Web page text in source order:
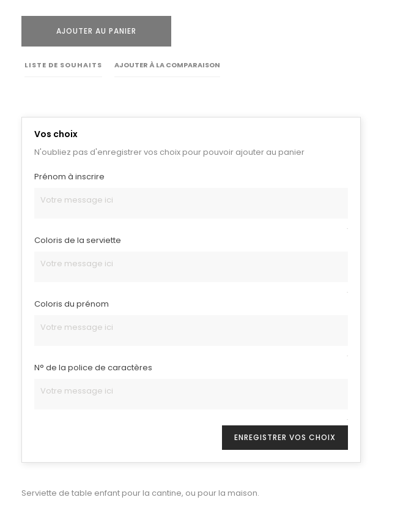
AJOUTER AU PANIER
LISTE DE SOUHAITS AJOUTER À LA COMPARAISON
Vos choix
N'oubliez pas d'enregistrer vos choix pour pouvoir ajouter au panier
Prénom à inscrire
.
Coloris de la serviette
.
Coloris du prénom
.
N° de la police de caractères
.
ENREGISTRER VOS CHOIX
Serviette de table enfant pour la cantine, ou pour la maison.